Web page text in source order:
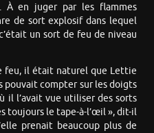
À en juger par les flammes
de sort explosif dans lequel
un sort de feu de niveau
feu, il était naturel que Lettie
pouvait compter sur les doigts
il l’avait vue utiliser des sorts
toujours le tape-à-l’œil », dit-il
prenait beaucoup plus de